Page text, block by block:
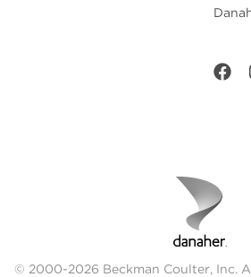
© 2000-2026 Beckman Coulter, Inc.